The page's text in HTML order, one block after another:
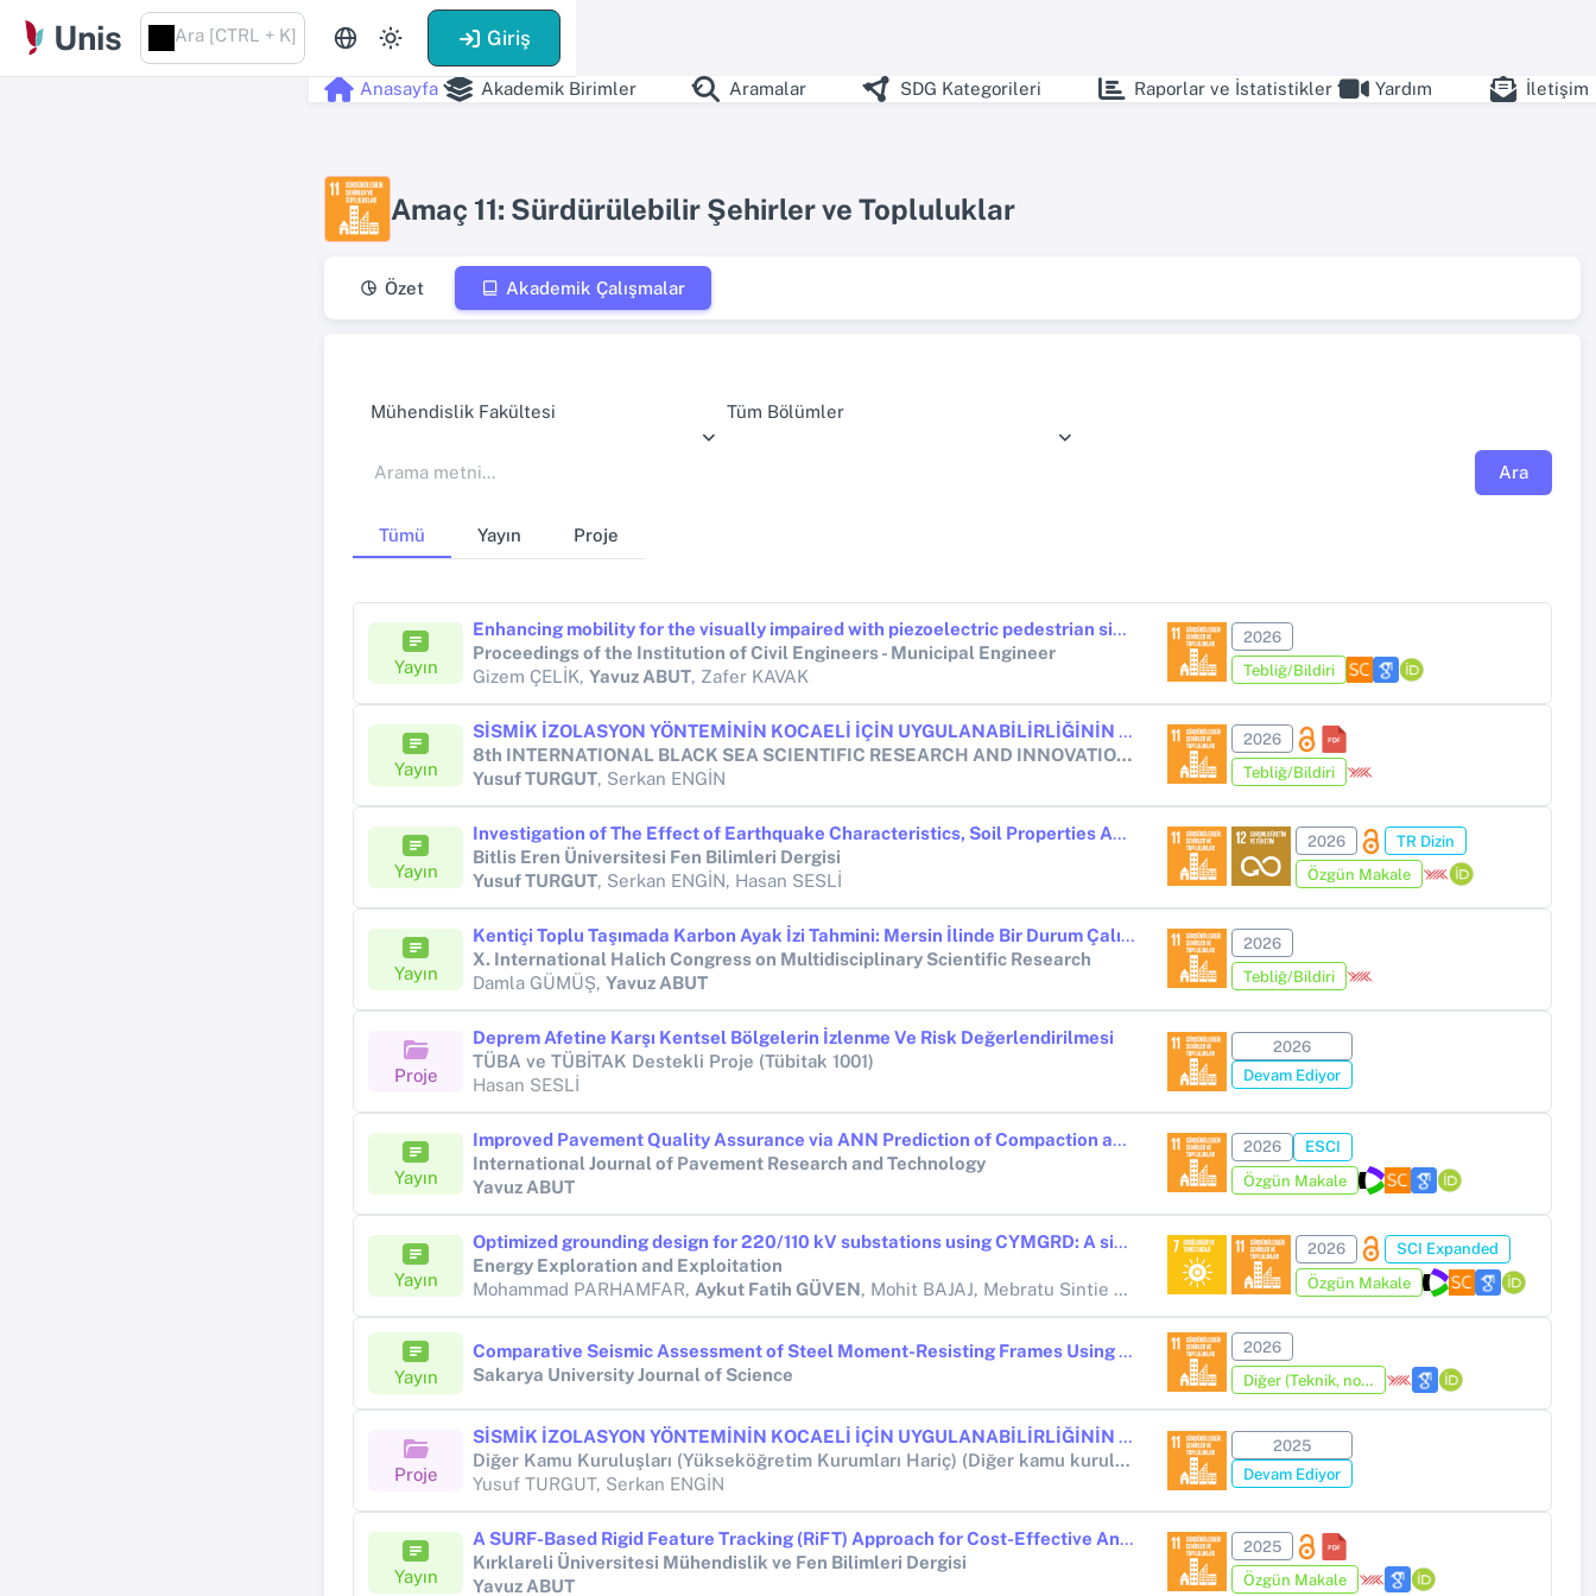
Unis Ara [CTRL + K] Giriş
Anasayfa Akademik Birimler Aramalar SDG Kategorileri Raporlar ve İstatistikler Yardım İletişim
Amaç 11: Sürdürülebilir Şehirler ve Topluluklar
Özet Akademik Çalışmalar
Mühendislik Fakültesi Tüm Bölümler
Ara
Tümü Yayın Proje
Yayın
Enhancing mobility for the visually impaired with piezoelectric pedestrian signals
Proceedings of the Institution of Civil Engineers - Municipal Engineer
Gizem ÇELİK, Yavuz ABUT, Zafer KAVAK
2026
Tebliğ/Bildiri
Yayın
SİSMİK İZOLASYON YÖNTEMİNİN KOCAELİ İÇİN UYGULANABİLİRLİĞİNİN İRDELENMESİ VE MALİYET ANALİZİ
8th INTERNATIONAL BLACK SEA SCIENTIFIC RESEARCH AND INNOVATION CONGRESS
Yusuf TURGUT, Serkan ENGİN
2026
Tebliğ/Bildiri
Yayın
Investigation of The Effect of Earthquake Characteristics, Soil Properties And Damping on The Input Energy of Structures
Bitlis Eren Üniversitesi Fen Bilimleri Dergisi
Yusuf TURGUT, Serkan ENGİN, Hasan SESLİ
2026
TR Dizin
Özgün Makale
Yayın
Kentiçi Toplu Taşımada Karbon Ayak İzi Tahmini: Mersin İlinde Bir Durum Çalışması
X. International Halich Congress on Multidisciplinary Scientific Research
Damla GÜMÜŞ, Yavuz ABUT
2026
Tebliğ/Bildiri
Proje
Deprem Afetine Karşı Kentsel Bölgelerin İzlenme Ve Risk Değerlendirilmesi
TÜBA ve TÜBİTAK Destekli Proje (Tübitak 1001)
Hasan SESLİ
2026
Devam Ediyor
Yayın
Improved Pavement Quality Assurance via ANN Prediction of Compaction and Water Absorption Using Marshall Parameters
International Journal of Pavement Research and Technology
Yavuz ABUT
2026
ESCI
Özgün Makale
Yayın
Optimized grounding design for 220/110 kV substations using CYMGRD: A simulation-based approach for safe and cost-efficient energy infrastructure
Energy Exploration and Exploitation
Mohammad PARHAMFAR, Aykut Fatih GÜVEN, Mohit BAJAJ, Mebratu Sintie GEREMEW
2026
SCI Expanded
Özgün Makale
Yayın
Comparative Seismic Assessment of Steel Moment-Resisting Frames Using Real and Artificial Spectrum-Matched Records under Multiple Soil Conditions
Sakarya University Journal of Science
2026
Diğer (Teknik, not, yorum, vaka takdimi, editöre mektup, özet, kitap krıtiği, araştırma notu, bilirkişi raporu ve benzeri)
Proje
SİSMİK İZOLASYON YÖNTEMİNİN KOCAELİ İÇİN UYGULANABİLİRLİĞİNİN İRDELENMESİ VE MALİYET ANALİZİ
Diğer Kamu Kuruluşları (Yükseköğretim Kurumları Hariç) (Diğer kamu kuruluşları (Yükseköğretim Kurumları hariç))
Yusuf TURGUT, Serkan ENGİN
2025
Devam Ediyor
Yayın
A SURF-Based Rigid Feature Tracking (RiFT) Approach for Cost-Effective Analysis of Fracture Behaviour in Asphalt Pavements
Kırklareli Üniversitesi Mühendislik ve Fen Bilimleri Dergisi
Yavuz ABUT
2025
Özgün Makale